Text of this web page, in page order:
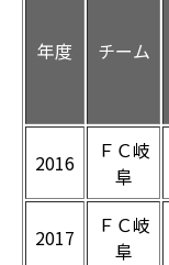
年度 チーム
2016
ＦＣ岐
阜
2017
ＦＣ岐
阜